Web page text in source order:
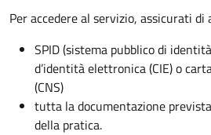
Per accedere al servizio, assicurati di
SPID (sistema pubblico di
d’identità elettronica (CIE) o
(CNS)
tutta la documentazione
della pratica.